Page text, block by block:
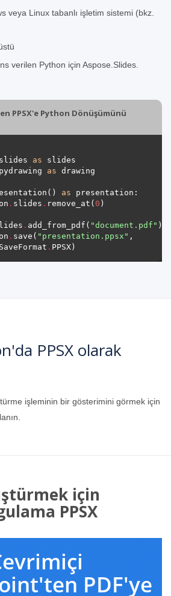
veya Linux tabanlı işletim sistemi (bkz.
verilen Python için Aspose.Slides.
PPSX'e Python Dönüşümünü
as
as
as
. slides . remove_at( 0
. add_from_pdf( "document.pdf"
. save( "presentation.ppsx" ,
SaveFormat .
PPSX olarak
işleminin bir gösterimini görmek için
için
PPSX